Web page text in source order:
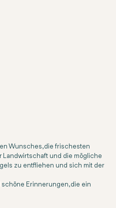
Wunsches, die frischesten
und die mögliche
zu entfliehen und sich mit der
Erinnerungen, die ein